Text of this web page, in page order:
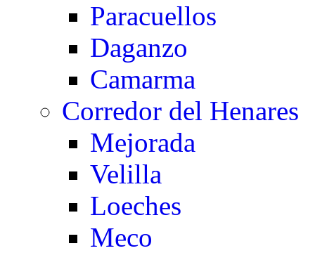
Paracuellos
Daganzo
Camarma
Corredor del Henares
Mejorada
Velilla
Loeches
Meco